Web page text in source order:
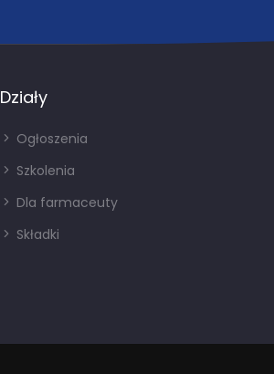
Działy
Ogłoszenia
Szkolenia
Dla farmaceuty
Składki